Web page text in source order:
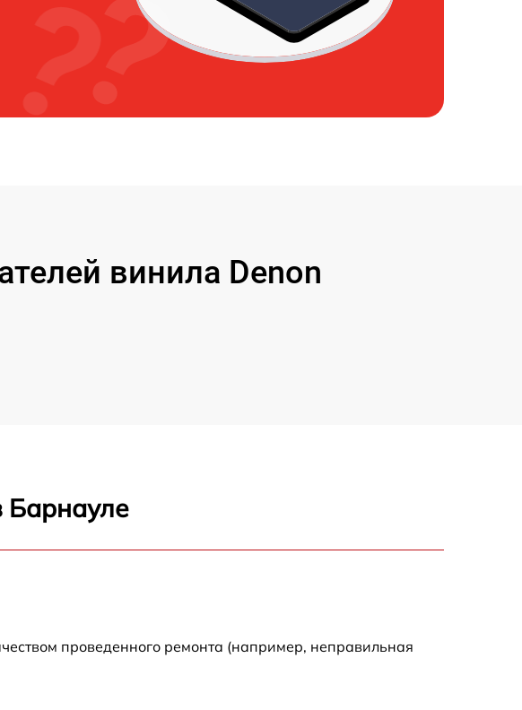
винила Denon
Барнауле
проведенного ремонта (например, неправильная